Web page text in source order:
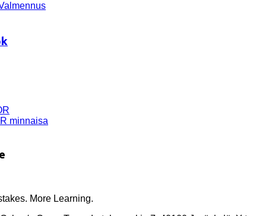
minnaisa
More Learning.